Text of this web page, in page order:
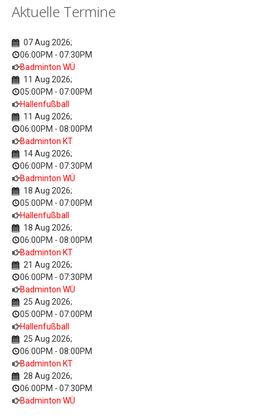
Aktuelle Termine
07 Aug 2026;
06:00PM - 07:30PM
Badminton WÜ
11 Aug 2026;
05:00PM - 07:00PM
Hallenfußball
11 Aug 2026;
06:00PM - 08:00PM
Badminton KT
14 Aug 2026;
06:00PM - 07:30PM
Badminton WÜ
18 Aug 2026;
05:00PM - 07:00PM
Hallenfußball
18 Aug 2026;
06:00PM - 08:00PM
Badminton KT
21 Aug 2026;
06:00PM - 07:30PM
Badminton WÜ
25 Aug 2026;
05:00PM - 07:00PM
Hallenfußball
25 Aug 2026;
06:00PM - 08:00PM
Badminton KT
28 Aug 2026;
06:00PM - 07:30PM
Badminton WÜ